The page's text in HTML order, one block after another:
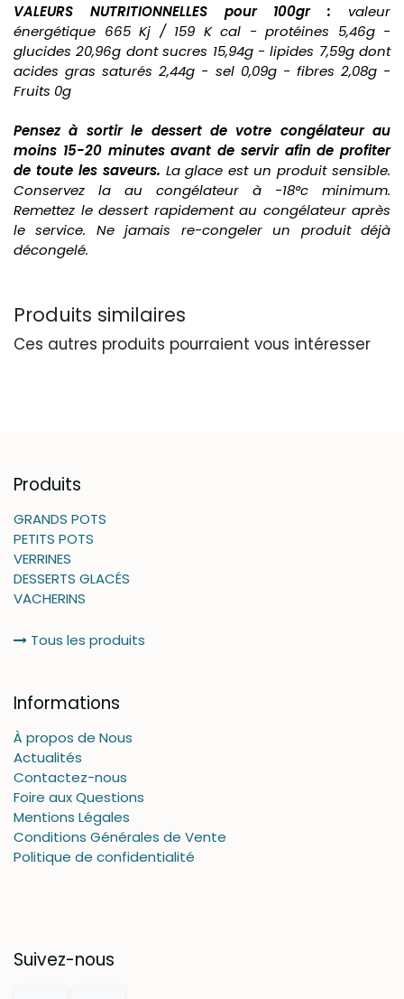
VALEURS NUTRITIONNELLES pour 100gr : valeur
énergétique 665 Kj / 159 K cal - protéines 5,46g -
glucides 20,96g dont sucres 15,94g - lipides 7,59g dont
acides gras saturés 2,44g - sel 0,09g - fibres 2,08g -
Fruits 0g
Pensez à sortir le dessert de votre congélateur au
moins 15-20 minutes avant de servir afin de profiter
de toute les saveurs. La glace est un produit sensible.
Conservez la au congélateur à -18°c minimum.
Remettez le dessert rapidement au congélateur après
le service. Ne jamais re-congeler un produit déjà
décongelé.
Produits similaires
Ces autres produits pourraient vous intéresser
Produits
GRANDS POTS
PETITS POTS
VERRINES
DESSERTS GLACÉS
VACHERINS
Tous les produits
Informations
À propos de Nous
Actualités
Contactez-nous
Foire aux Questions
Mentions Légales
Conditions Générales de Vente
Politique de confidentialité
Suivez-nous